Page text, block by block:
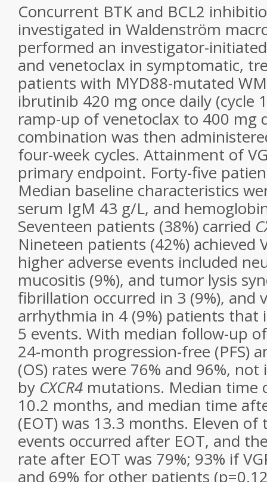
Concurrent BTK and BCL2
investigated in Waldenström
performed an investigator-
and venetoclax in symptomatic,
patients with MYD88-mutated
ibrutinib 420 mg once daily (cycle
ramp-up of venetoclax to 400 mg
combination was then
four-week cycles. Attainment of
primary endpoint. Forty-five
Median baseline characteristics
serum IgM 43 g/L, and
Seventeen patients (38%) carried
Nineteen patients (42%) achieved
higher adverse events included
mucositis (9%), and tumor lysis
fibrillation occurred in 3 (9%), and
arrhythmia in 4 (9%) patients that
5 events. With median follow-up
24-month progression-free (PFS)
(OS) rates were 76% and 96%,
by CXCR4 mutations. Median time
10.2 months, and median time
(EOT) was 13.3 months. Eleven
events occurred after EOT, and
rate after EOT was 79%; 93% if
and 69% for other patients